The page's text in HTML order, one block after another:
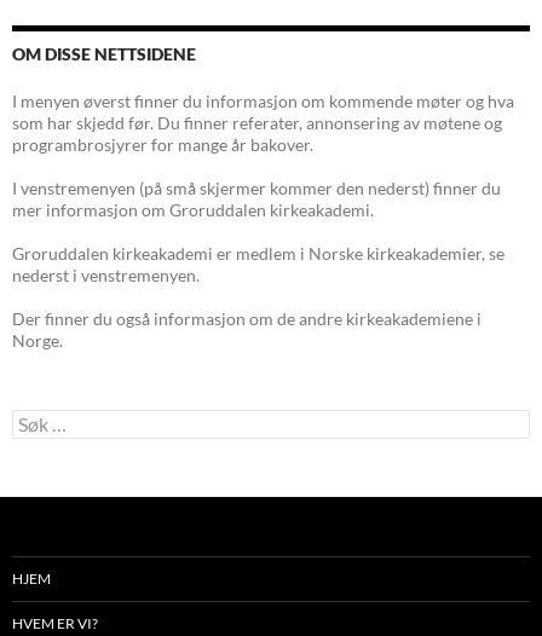
OM DISSE NETTSIDENE
I menyen øverst finner du informasjon om kommende møter og hva
som har skjedd før. Du finner referater, annonsering av møtene og
programbrosjyrer for mange år bakover.
I venstremenyen (på små skjermer kommer den nederst) finner du
mer informasjon om Groruddalen kirkeakademi.
Groruddalen kirkeakademi er medlem i Norske kirkeakademier, se
nederst i venstremenyen.
Der finner du også informasjon om de andre kirkeakademiene i
Norge.
Søk
etter:
HJEM
HVEM ER VI?